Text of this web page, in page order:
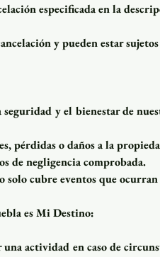
especificada en la
y pueden estar
y el bienestar de
pérdidas o daños a la
de negligencia comprobada.
cubre eventos que
es Mi Destino:
actividad en caso de